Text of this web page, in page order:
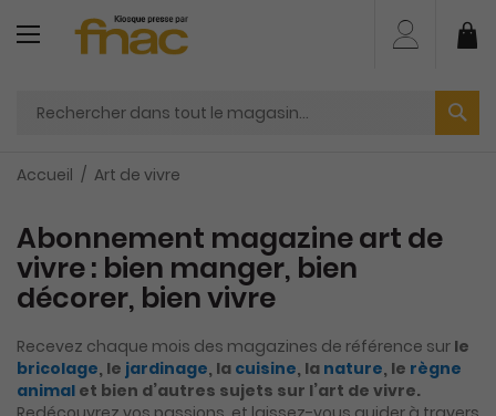
contenu
Accueil Art de vivre
Abonnement magazine art de
vivre : bien manger, bien
décorer, bien vivre
Recevez chaque mois des magazines de référence sur le
bricolage, le jardinage, la cuisine, la nature, le règne
animal et bien d’autres sujets sur l’art de vivre.